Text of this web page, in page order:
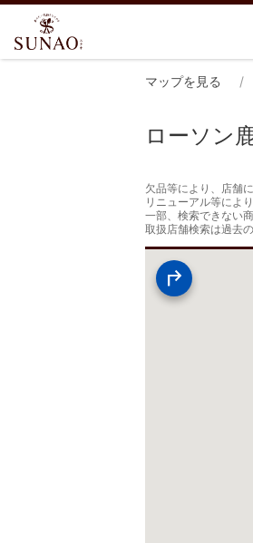
マップを見る
ローソン
欠品等により、店舗
リニューアル等によ
一部、検索できない
取扱店舗検索は過去